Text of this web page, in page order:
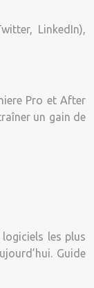
LinkedIn),
Pro et After
un gain de
les plus
Guide